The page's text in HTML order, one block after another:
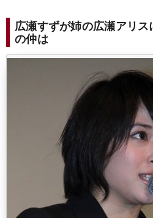
広瀬すずが姉の広瀬アリ
の仲は